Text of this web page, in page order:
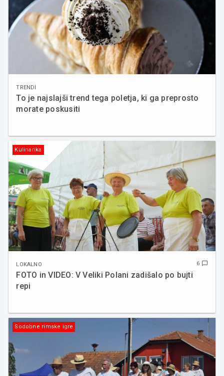
TRENDI
To je najslajši trend tega poletja, ki ga preprosto
morate poskusiti
Kulinarika
LOKALNO 6 chat_bubble_outline
FOTO in VIDEO: V Veliki Polani zadišalo po bujti
repi
Sodobne rimske igre